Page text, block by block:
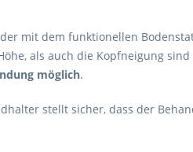
mit dem funktionellen
als auch die Kopfneigung
möglich.
stellt sicher, dass der